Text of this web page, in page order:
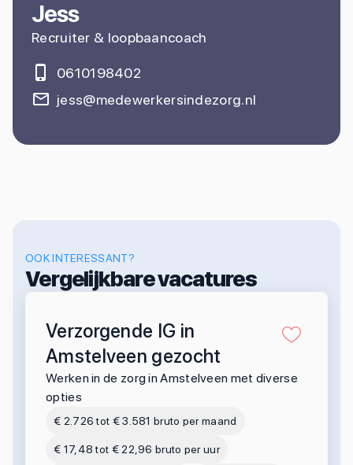
Jess
Recruiter & loopbaancoach
0610198402
jess@medewerkersindezorg.nl
OOK INTERESSANT?
Vergelijkbare vacatures
Verzorgende IG in
Amstelveen gezocht
Werken in de zorg in Amstelveen met diverse
opties
€ 2.726 tot € 3.581 bruto per maand
€ 17,48 tot € 22,96 bruto per uur